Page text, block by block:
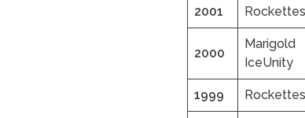
2001 Rockettes
2000
Marigold
IceUnity
1999 Rockettes